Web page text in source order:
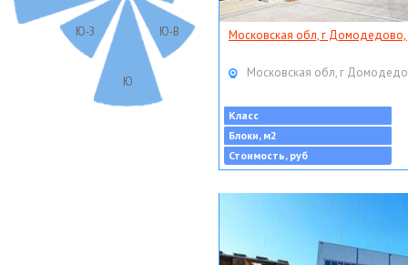
Ю-В
Ю
Ю-З Московская обл, г
Московская обл, г
Класс
Блоки, м2
Стоимость, руб